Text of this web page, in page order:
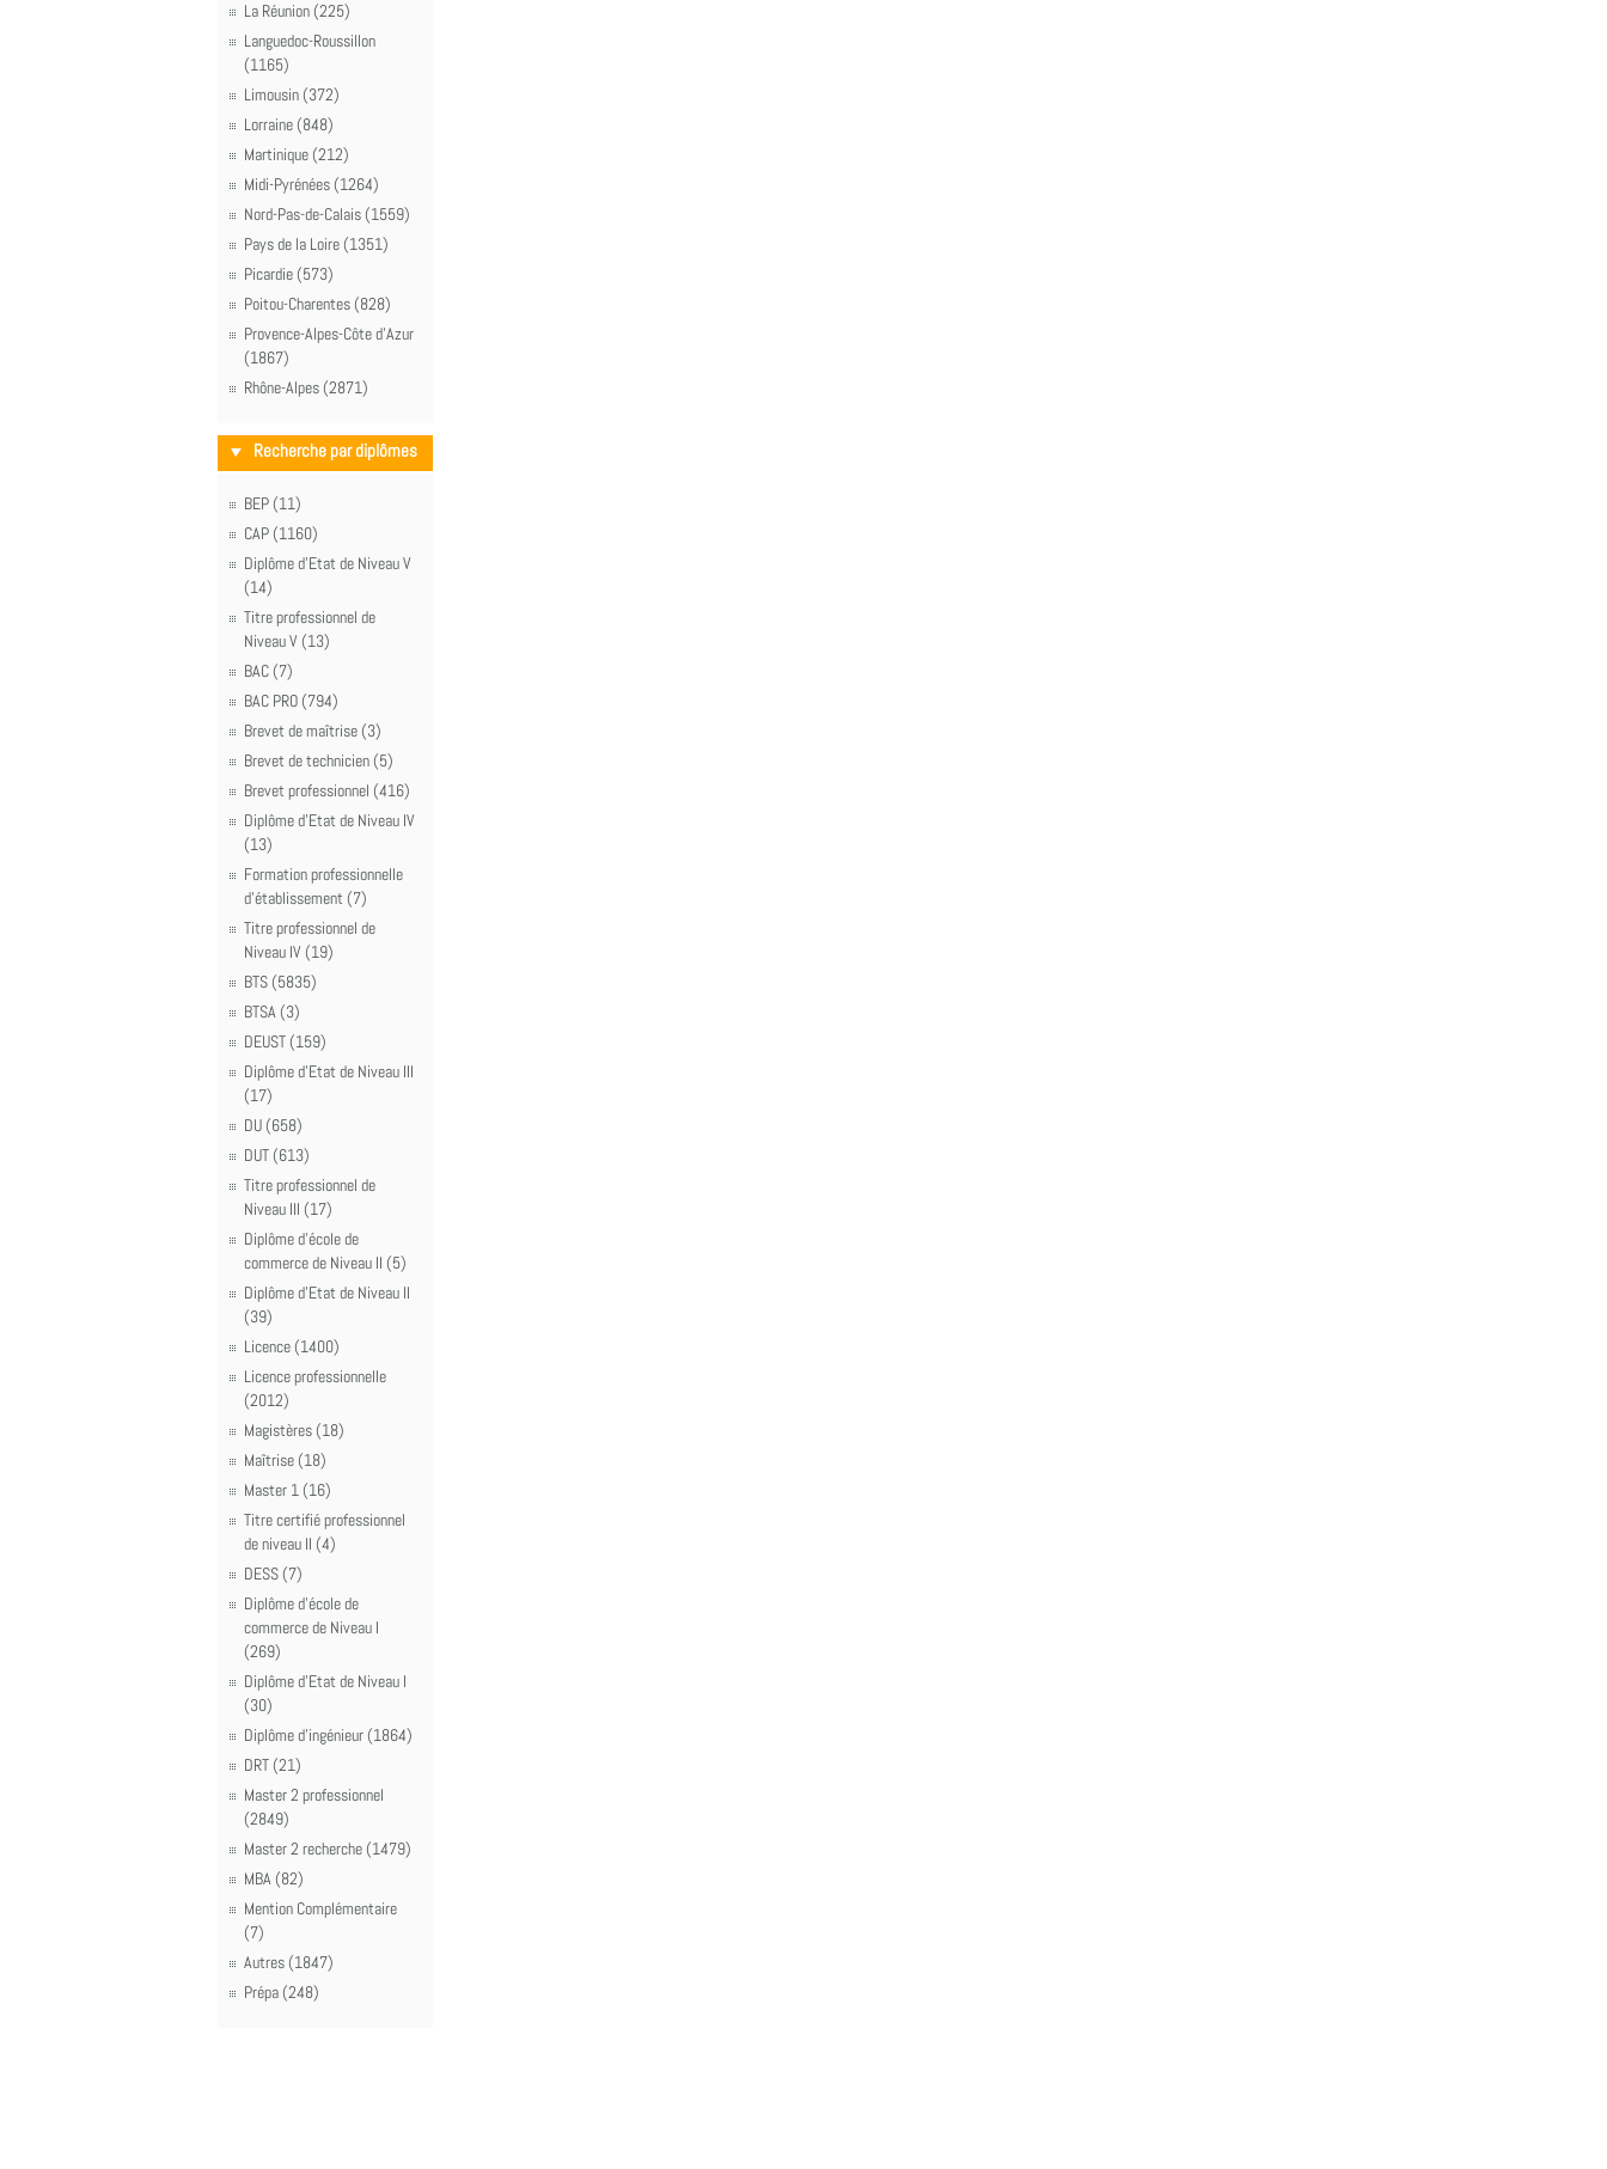
La Réunion (225)
Languedoc-Roussillon
(1165)
Limousin (372)
Lorraine (848)
Martinique (212)
Midi-Pyrénées (1264)
Nord-Pas-de-Calais (1559)
Pays de la Loire (1351)
Picardie (573)
Poitou-Charentes (828)
Provence-Alpes-Côte d'Azur
(1867)
Rhône-Alpes (2871)
Recherche par diplômes
BEP (11)
CAP (1160)
Diplôme d'Etat de Niveau V
(14)
Titre professionnel de
Niveau V (13)
BAC (7)
BAC PRO (794)
Brevet de maîtrise (3)
Brevet de technicien (5)
Brevet professionnel (416)
Diplôme d'Etat de Niveau IV
(13)
Formation professionnelle
d'établissement (7)
Titre professionnel de
Niveau IV (19)
BTS (5835)
BTSA (3)
DEUST (159)
Diplôme d'Etat de Niveau III
(17)
DU (658)
DUT (613)
Titre professionnel de
Niveau III (17)
Diplôme d'école de
commerce de Niveau II (5)
Diplôme d'Etat de Niveau II
(39)
Licence (1400)
Licence professionnelle
(2012)
Magistères (18)
Maîtrise (18)
Master 1 (16)
Titre certifié professionnel
de niveau II (4)
DESS (7)
Diplôme d'école de
commerce de Niveau I
(269)
Diplôme d'Etat de Niveau I
(30)
Diplôme d'ingénieur (1864)
DRT (21)
Master 2 professionnel
(2849)
Master 2 recherche (1479)
MBA (82)
Mention Complémentaire
(7)
Autres (1847)
Prépa (248)